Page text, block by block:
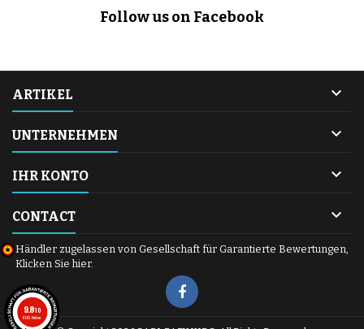
Follow us on Facebook
ARTIKEL 
UNTERNEHMEN 
IHR KONTO 
CONTACT 
Händler zugelassen von Gesellschaft für Garantierte Bewertungen,
Klicken Sie hier.
9.8/10
600 Noten